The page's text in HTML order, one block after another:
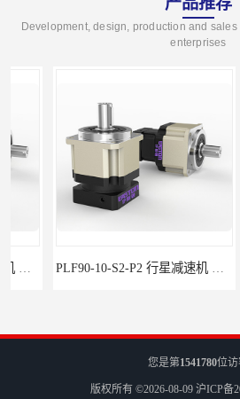
Development, design, production and
enterprises
PLF90-10-S2-P2 行星减速机 伺服减速机 步进减速机
您是第1541780位
版权所有 ©2026-08-09 沪ICP备